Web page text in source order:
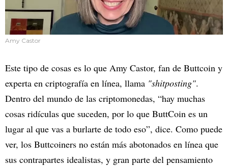
Amy Castor
Este tipo de cosas es lo que Amy Castor, fan de Buttcoin y
experta en criptografía en línea, llama "shitposting".
Dentro del mundo de las criptomonedas, “hay muchas
cosas ridículas que suceden, por lo que ButtCoin es un
lugar al que vas a burlarte de todo eso”, dice. Como puede
ver, los Buttcoiners no están más abotonados en línea que
sus contrapartes idealistas, y gran parte del pensamiento